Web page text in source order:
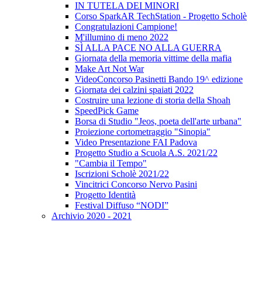
IN TUTELA DEI MINORI
Corso SparkAR TechStation - Progetto Scholè
Congratulazioni Campione!
M'illumino di meno 2022
SÌ ALLA PACE NO ALLA GUERRA
Giornata della memoria vittime della mafia
Make Art Not War
VideoConcorso Pasinetti Bando 19^ edizione
Giornata dei calzini spaiati 2022
Costruire una lezione di storia della Shoah
SpeedPick Game
Borsa di Studio "Jeos, poeta dell'arte urbana"
Proiezione cortometraggio "Sinopia"
Video Presentazione FAI Padova
Progetto Studio a Scuola A.S. 2021/22
"Cambia il Tempo"
Iscrizioni Scholè 2021/22
Vincitrici Concorso Nervo Pasini
Progetto Identità
Festival Diffuso “NODI”
Archivio 2020 - 2021